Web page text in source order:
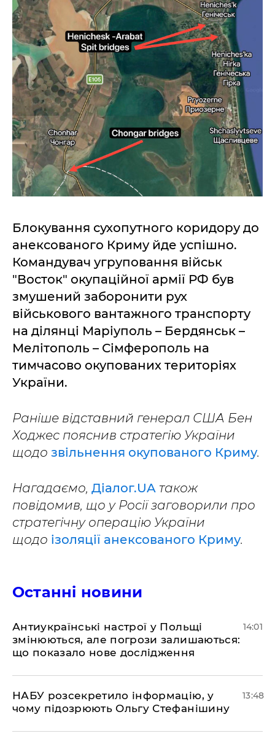
Блокування сухопутного коридору до
анексованого Криму йде успішно.
Командувач угруповання військ
"Восток" окупаційної армії РФ був
змушений заборонити рух
військового вантажного транспорту
на ділянці Маріуполь – Бердянськ –
Мелітополь – Сімферополь на
тимчасово окупованих територіях
України.
Раніше відставний генерал США Бен
Ходжес пояснив стратегію України
щодо звільнення окупованого Криму.
Нагадаємо, Діалог.UA також
повідомив, що у Росії заговорили про
стратегічну операцію України
щодо ізоляції анексованого Криму.
Останні новини
Антиукраїнські настрої у Польщі
змінюються, але погрози залишаються:
що показало нове дослідження
14:01
НАБУ розсекретило інформацію, у
чому підозрюють Ольгу Стефанішину
13:48